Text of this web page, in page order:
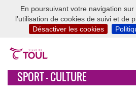
En poursuivant votre navigation
l’utilisation de cookies de suivi et de
Désactiver les cookies
SPORT - CULTURE